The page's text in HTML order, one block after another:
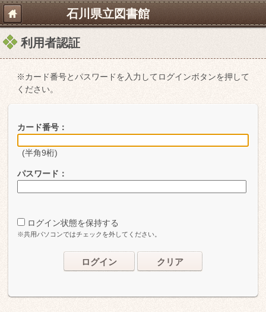
石川県立図書館
利用者認証
※カード番号とパスワードを入力してログインボタンを押して
ください。
カード番号：
(半角9桁)
パスワード：
ログイン状態を保持する
※共用パソコンではチェックを外してください。
ログイン クリア